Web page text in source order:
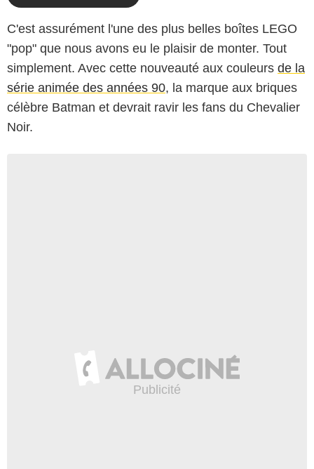
C'est assurément l'une des plus belles boîtes LEGO
"pop" que nous avons eu le plaisir de monter. Tout
simplement. Avec cette nouveauté aux couleurs de la
série animée des années 90, la marque aux briques
célèbre Batman et devrait ravir les fans du Chevalier
Noir.